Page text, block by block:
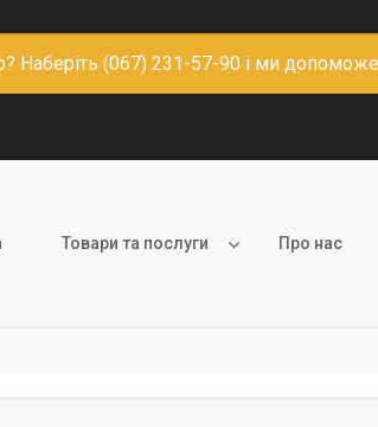
Наберіть (067) 231-57-90 і ми
Товари та послуги Про нас